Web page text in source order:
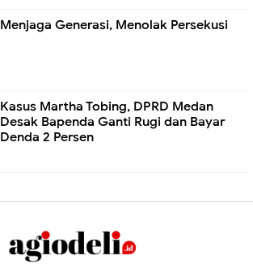
Menjaga Generasi, Menolak Persekusi
Kasus Martha Tobing, DPRD Medan
Desak Bapenda Ganti Rugi dan Bayar
Denda 2 Persen